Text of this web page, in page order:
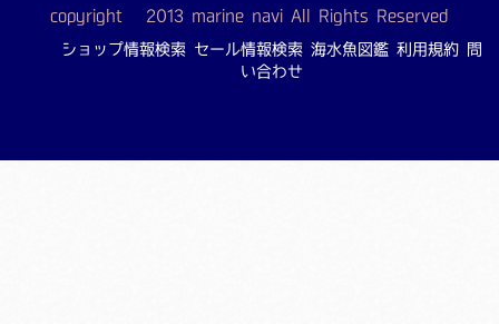
copyright © 2013 marine navi All Rights Reserved
ショップ情報検索 セール情報検索 海水魚図鑑 利用規約
問
い合わせ